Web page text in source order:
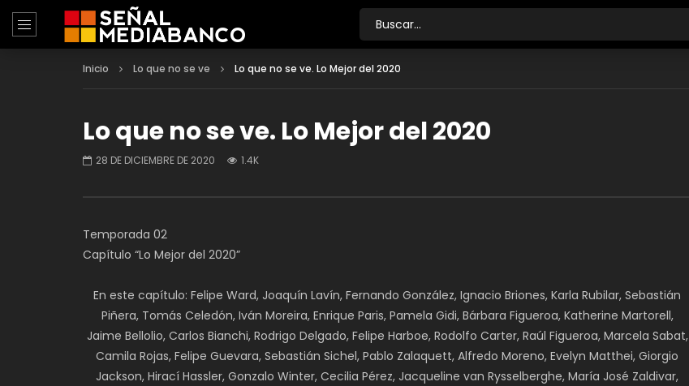
Inicio Lo que no se ve Lo que no se ve. Lo Mejor del 2020
Lo que no se ve. Lo Mejor del 2020
28 DE DICIEMBRE DE 2020 1.4K
Temporada 02
Capítulo “Lo Mejor del 2020”
En este capítulo: Felipe Ward, Joaquín Lavín, Fernando González, Ignacio Briones, Karla Rubilar, Sebastián
Piñera, Tomás Celedón, Iván Moreira, Enrique Paris, Pamela Gidi, Bárbara Figueroa, Katherine Martorell,
Jaime Bellolio, Carlos Bianchi, Rodrigo Delgado, Felipe Harboe, Rodolfo Carter, Raúl Figueroa, Marcela Sabat,
Camila Rojas, Felipe Guevara, Sebastián Sichel, Pablo Zalaquett, Alfredo Moreno, Evelyn Matthei, Giorgio
Jackson, Hirací Hassler, Gonzalo Winter, Cecilia Pérez, Jacqueline van Rysselberghe, María José Zaldivar,